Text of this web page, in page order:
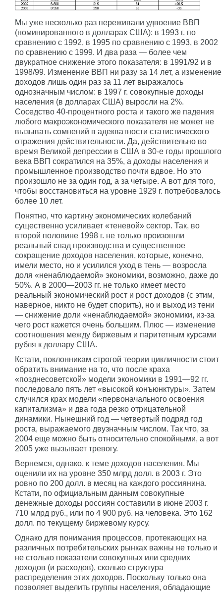
Мы уже несколько раз переживали удвоение ВВП
(номинированного в долларах США): в 1993 г. по
сравнению с 1992, в 1995 по сравнению с 1993, в 2002
по сравнению с 1999. И два раза — более чем
двукратное снижение этого показателя: в 1991/92 и в
1998/99. Изменение ВВП ни разу за 14 лет, а изменение
доходов лишь один раз за 11 лет выражалось
однозначным числом: в 1997 г. совокупные доходы
населения (в долларах США) выросли на 2%.
Соседство 40-процентного роста и такого же падения
любого макроэкономического показателя не может не
вызывать сомнений в адекватности статистического
отражения действительности. Да, действительно во
время Великой депрессии в США в 30-е годы прошлого
века ВВП сократился на 35%, а доходы населения и
промышленное производство почти вдвое. Но это
произошло не за один год, а за четыре. А вот для того,
чтобы восстановиться на уровне 1929 г. потребовалось
более 10 лет.
Понятно, что картину экономических колебаний
существенно усиливает «теневой» сектор. Так, во
второй половине 1998 г. не только произошли
реальный спад производства и существенное
сокращение доходов населения, которые, конечно,
имели место, но и усилился уход в тень — возросла
доля «ненаблюдаемой» экономики, возможно, даже до
50%. А в 2000—2003 гг. не только имеет место
реальный экономический рост и рост доходов (с этим,
наверное, никто не будет спорить), но и выход из тени
— снижение доли «ненаблюдаемой» экономики, из-за
чего рост кажется очень большим. Плюс — изменение
соотношения между биржевым и паритетным курсами
рубля к доллару США.
Кстати, поклонникам строгой теории цикличности стоит
обратить внимание на то, что после краха
«позднесоветской» модели экономики в 1991—92 гг.
последовало пять лет «высокой конъюнктуры». Затем
случился крах модели «первоначального освоения
капитализма» и два года резко отрицательной
динамики. Нынешний год — четвертый подряд год
роста, выражаемого двузначным числом. Так что, за
2004 еще можно быть относительно спокойными, а вот
2005 уже вызывает тревогу.
Вернемся, однако, к теме доходов населения. Мы
оценили их на уровне 350 млрд долл. в 2003 г. Это
ровно по 200 долл. в месяц на каждого россиянина.
Кстати, по официальным данным совокупные
денежные доходы россиян составили в июне 2003 г.
710 млрд руб., или по 4 900 руб. на человека. Это 162
долл. по текущему биржевому курсу.
Однако для понимания процессов, протекающих на
различных потребительских рынках важны не только и
не столько показатели совокупных или средних
доходов (и расходов), сколько структура
распределения этих доходов. Поскольку только она
позволяет выделить группы населения, обладающие